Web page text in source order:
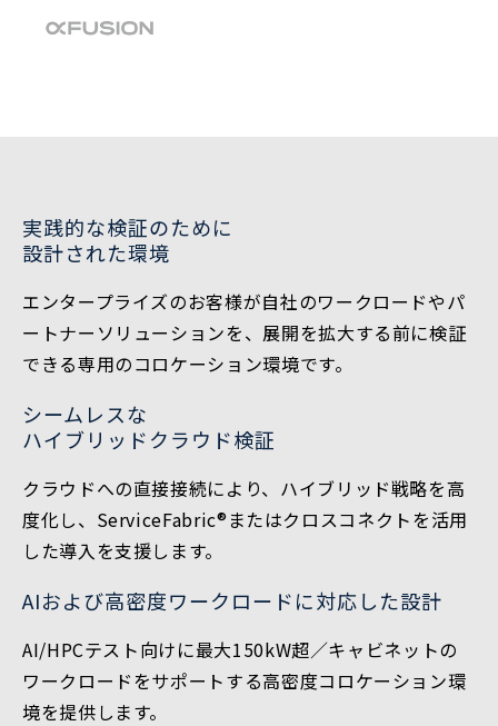
実践的な検証のために
設計された環境
エンタープライズのお客様が自社のワークロードやパ
ートナーソリューションを、展開を拡大する前に検証
できる専用のコロケーション環境です。
シームレスな
ハイブリッドクラウド検証
クラウドへの直接接続により、ハイブリッド戦略を高
度化し、ServiceFabric®またはクロスコネクトを活用
した導入を支援します。
AIおよび高密度ワークロードに対応した設計
AI/HPCテスト向けに最大150kW超／キャビネットの
ワークロードをサポートする高密度コロケーション環
境を提供します。